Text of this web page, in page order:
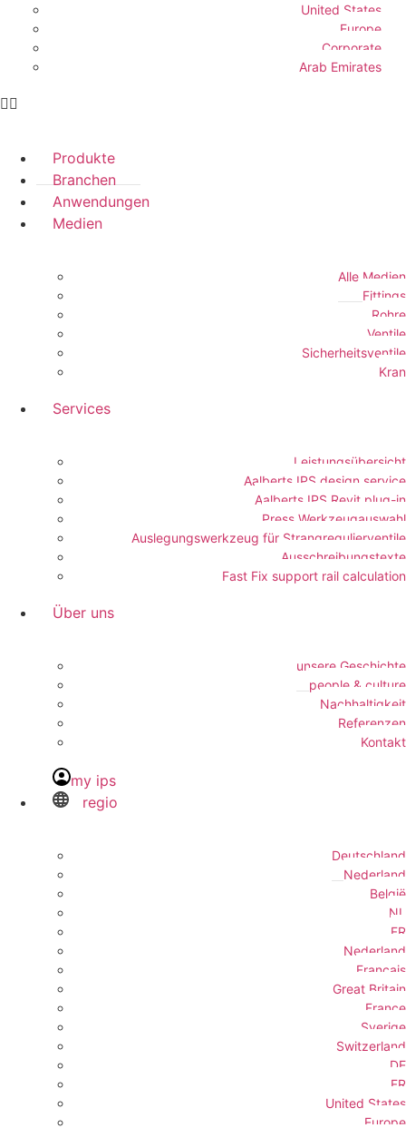
United States
Europe
Corporate
Arab Emirates
Produkte
Branchen
Anwendungen
Medien
Alle Medien
Fittings
Rohre
Ventile
Sicherheitsventile
Kran
Services
Leistungsübersicht
Aalberts IPS design service
Aalberts IPS Revit plug-in
Press Werkzeugauswahl
Auslegungswerkzeug für Strangregulierventile
Ausschreibungstexte
Fast Fix support rail calculation
Über uns
unsere Geschichte
people & culture
Nachhaltigkeit
Referenzen
Kontakt
my ips
regio
Deutschland
Nederland
België
NL
FR
Nederland
Français
Great Britain
France
Sverige
Switzerland
DE
FR
United States
Europe